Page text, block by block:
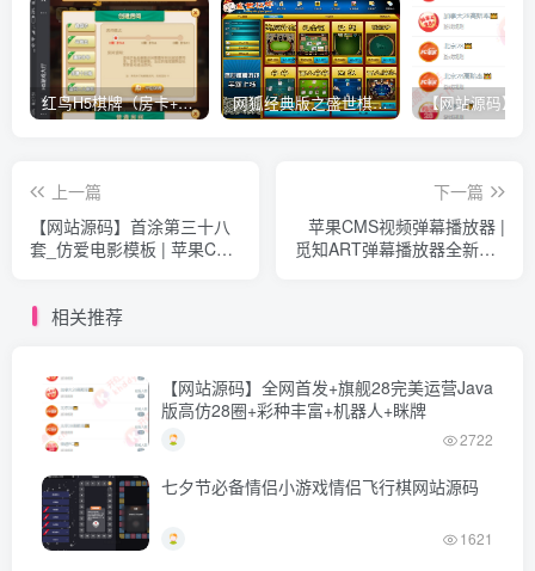
红鸟H5棋牌（房卡+金币）全套双模式游戏源码 网狐经典版之盛世棋牌完整游戏源码（包含文档、架设教程、网站、源代码等）
上一篇
【网站源码】首涂第三十八
套_仿爱电影模板 | 苹果CMS
下一篇
苹果CMS视频弹幕播放器 |
觅知ART弹幕播放器全新UI |
相关推荐
【网站源码】全网首发+旗舰28完美运营Java
版高仿28圈+彩种丰富+机器人+眯牌
2722
七夕节必备情侣小游戏情侣飞行棋网站源码
1621